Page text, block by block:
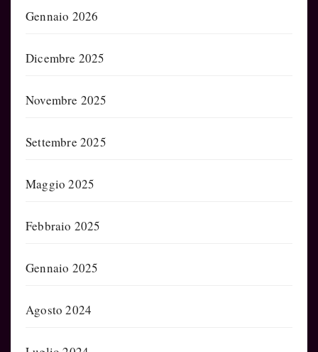
Gennaio 2026
Dicembre 2025
Novembre 2025
Settembre 2025
Maggio 2025
Febbraio 2025
Gennaio 2025
Agosto 2024